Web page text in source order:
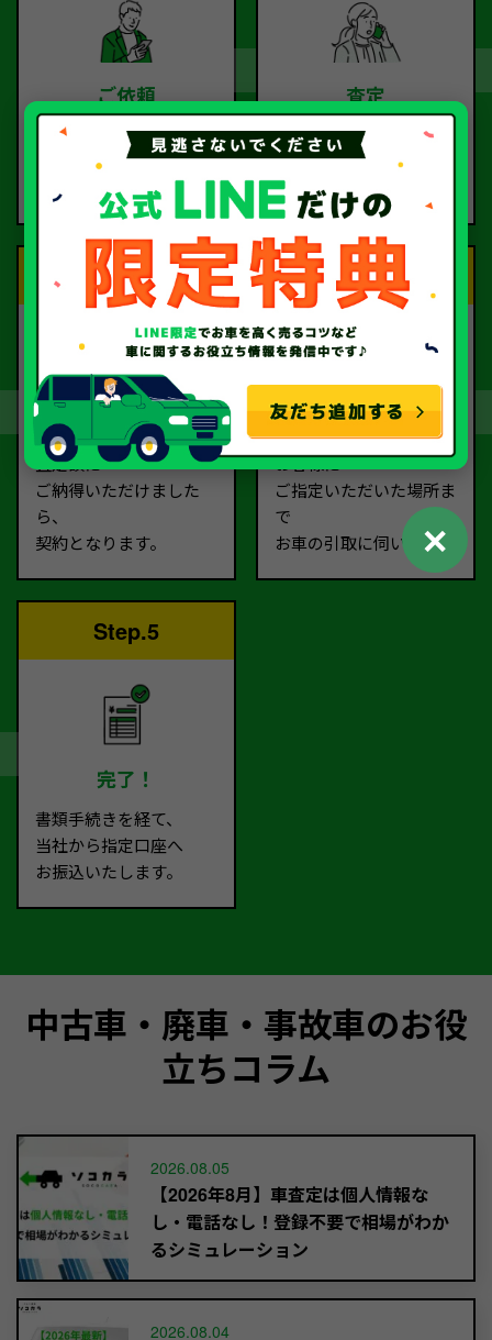
ご依頼
お電話または査定フォー
ご依頼ください。
査定
査定のプロが
お電話で回答いたしま
す。
Step.3
契約
査定額に
ご納得いただけました
ら、
契約となります。
Step.4
お引取り
お客様に
ご指定いただいた場所ま
で
お車の引取に伺います。
Step.5
完了！
書類手続きを経て、
当社から指定口座へ
お振込いたします。
中古車・廃車・事故車のお役
立ちコラム
2026.08.05
【2026年8月】車査定は個人情報な
し・電話なし！登録不要で相場がわか
るシミュレーション
2026.08.04
✕